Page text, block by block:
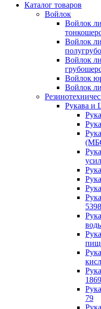
Каталог товаров
Войлок
Войлок
Войлок
Войлок
Войлок
Войлок
Рукава и
79